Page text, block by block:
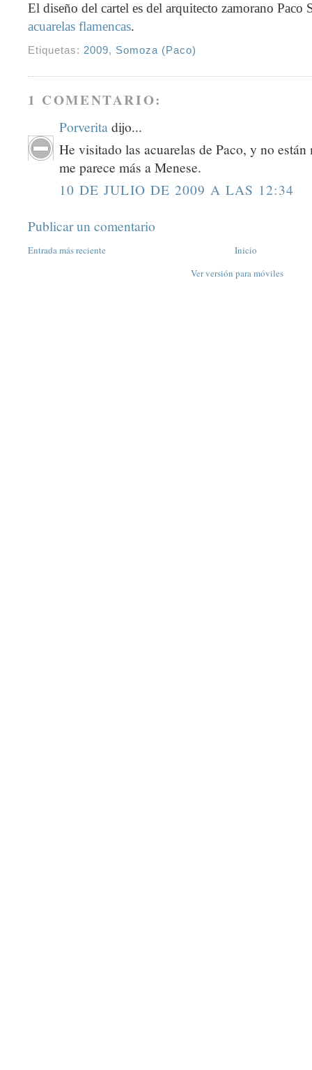
El diseño del cartel es del arquitecto zamorano Paco
acuarelas flamencas.
Etiquetas: 2009, Somoza (Paco)
1 COMENTARIO:
Porveritadijo...
He visitado las acuarelas de Paco, y no
me parece más a Menese.
10 DE JULIO DE 2009 A LAS 12:34
Publicar un comentario
Entrada más reciente
Inicio
Ver versión para móviles